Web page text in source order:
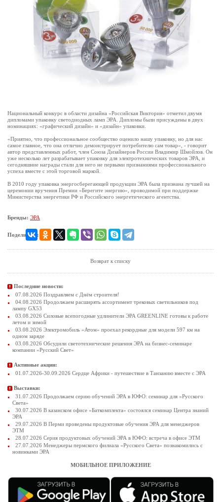
Национальный конкурс в области дизайна «Российская Виктория» отметил двумя
дипломами упаковку светодиодных ламп ЭРА. Дипломы были присуждены в двух
номинациях: «графический дизайн» и «дизайн» упаковки.
«Приятно, что профессиональное сообщество оценило нашу упаковку, но для нас
самое главное, что она отлично демонстрирует потребителю сам товар», - говорит
автор представленных работ, член Союза Дизайнеров России Владимир Шмойлов. Он
уже несколько лет разрабатывает упаковку для электротехнических товаров ЭРА, и
сегодняшние награды стали для него не первыми признаниями профессионального
успеха вместе с этой торговой маркой.
В 2010 году упаковка энергосберегающей продукции ЭРА была признана лучшей на
церемонии вручения Премии «Берегите энергию», проводимой при поддержке
Министерства энергетики РФ и Российского энергетического агентства.
Бренды: ЭРА
Поделиться:
Возврат к списку
Последние новости:
07.08.2026 Поздравляем с Днём строителя!
04.08.2026 Продолжаем расширять ассортимент трековых светильников под
лампу GX53
03.08.2026 Силовые всепогодные удлинители ЭРА GREENLINE готовы к работе
летом и зимой
03.08.2026 Электромобиль «Атом» проехал рекордные для модели 597 км на
одном заряде
03.08.2026 Обсудили светотехнические решения ЭРА на бизнес-семинаре
компании «Русский Свет»
Активные акции:
01.07.2026-30.09.2026 Сердце Африки - путешествие в Танзанию вместе с ЭРА
Выставки:
31.07.2026 Продолжаем серию обучений ЭРА в ЮФО: семинар для «Русского
Света»
30.07.2026 В казанском офисе «Баткомплекта» состоялся семинар Центра знаний
ЭРА
29.07.2026 В Перми проведены продуктовые обучения ЭРА для менеджеров
ЭТМ
28.07.2026 Серия продуктовых обучений ЭРА в ЮФО: встреча в офисе ЭТМ
27.07.2026 Менеджеры пермского филиала «Русского Света» познакомились с
новинками ЭРА
МОБИЛЬНОЕ ПРИЛОЖЕНИЕ